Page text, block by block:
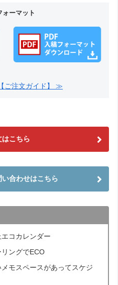
ォーマット
ご注文ガイド】 ≫
はこちら
合わせはこちら
コカレンダー
ングでECO
モスペースがあってスケジ